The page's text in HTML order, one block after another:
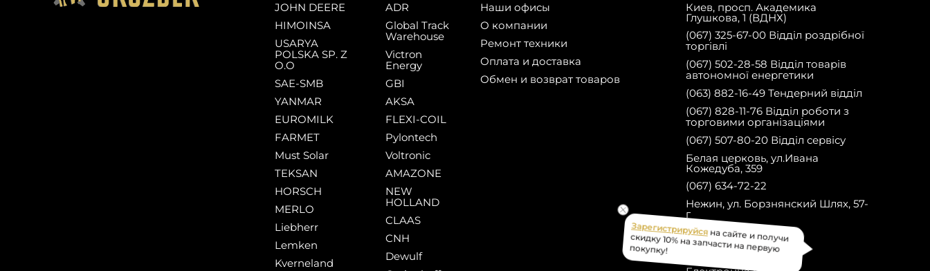
JOHN DEERE
HIMOINSA
USARYA
POLSKA SP. Z
O.O
SAE-SMB
YANMAR
EUROMILK
FARMET
Must Solar
TEKSAN
HORSCH
MERLO
Liebherr
Lemken
Kverneland
ADR
Global Track
Warehouse
Victron
Energy
GBI
AKSA
FLEXI-COIL
Pylontech
Voltronic
AMAZONE
NEW
HOLLAND
CLAAS
CNH
Dewulf
Наши офисы
О компании
Ремонт техники
Оплата и доставка
Обмен и возврат товаров
Киев, просп. Академика
Глушкова, 1 (ВДНХ)
(067) 325-67-00 Відділ роздрібної
торгівлі
(067) 502-28-58 Відділ товарів
автономної енергетики
(063) 882-16-49 Тендерний відділ
(067) 828-11-76 Відділ роботи з
торговими організаціями
(067) 507-80-20 Відділ сервісу
Белая церковь, ул.Ивана
Кожедуба, 359
(067) 634-72-22
Нежин, ул. Борзнянский Шлях, 57-
г
(067) 634-82-22
Facebook
Зарегистрируйсяна сайте и получи
скидку 10% на запчасти на первую